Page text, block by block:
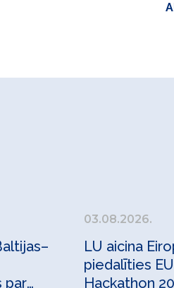
par
03.08.2026.
LU aicina
piedalīties
Hackathon